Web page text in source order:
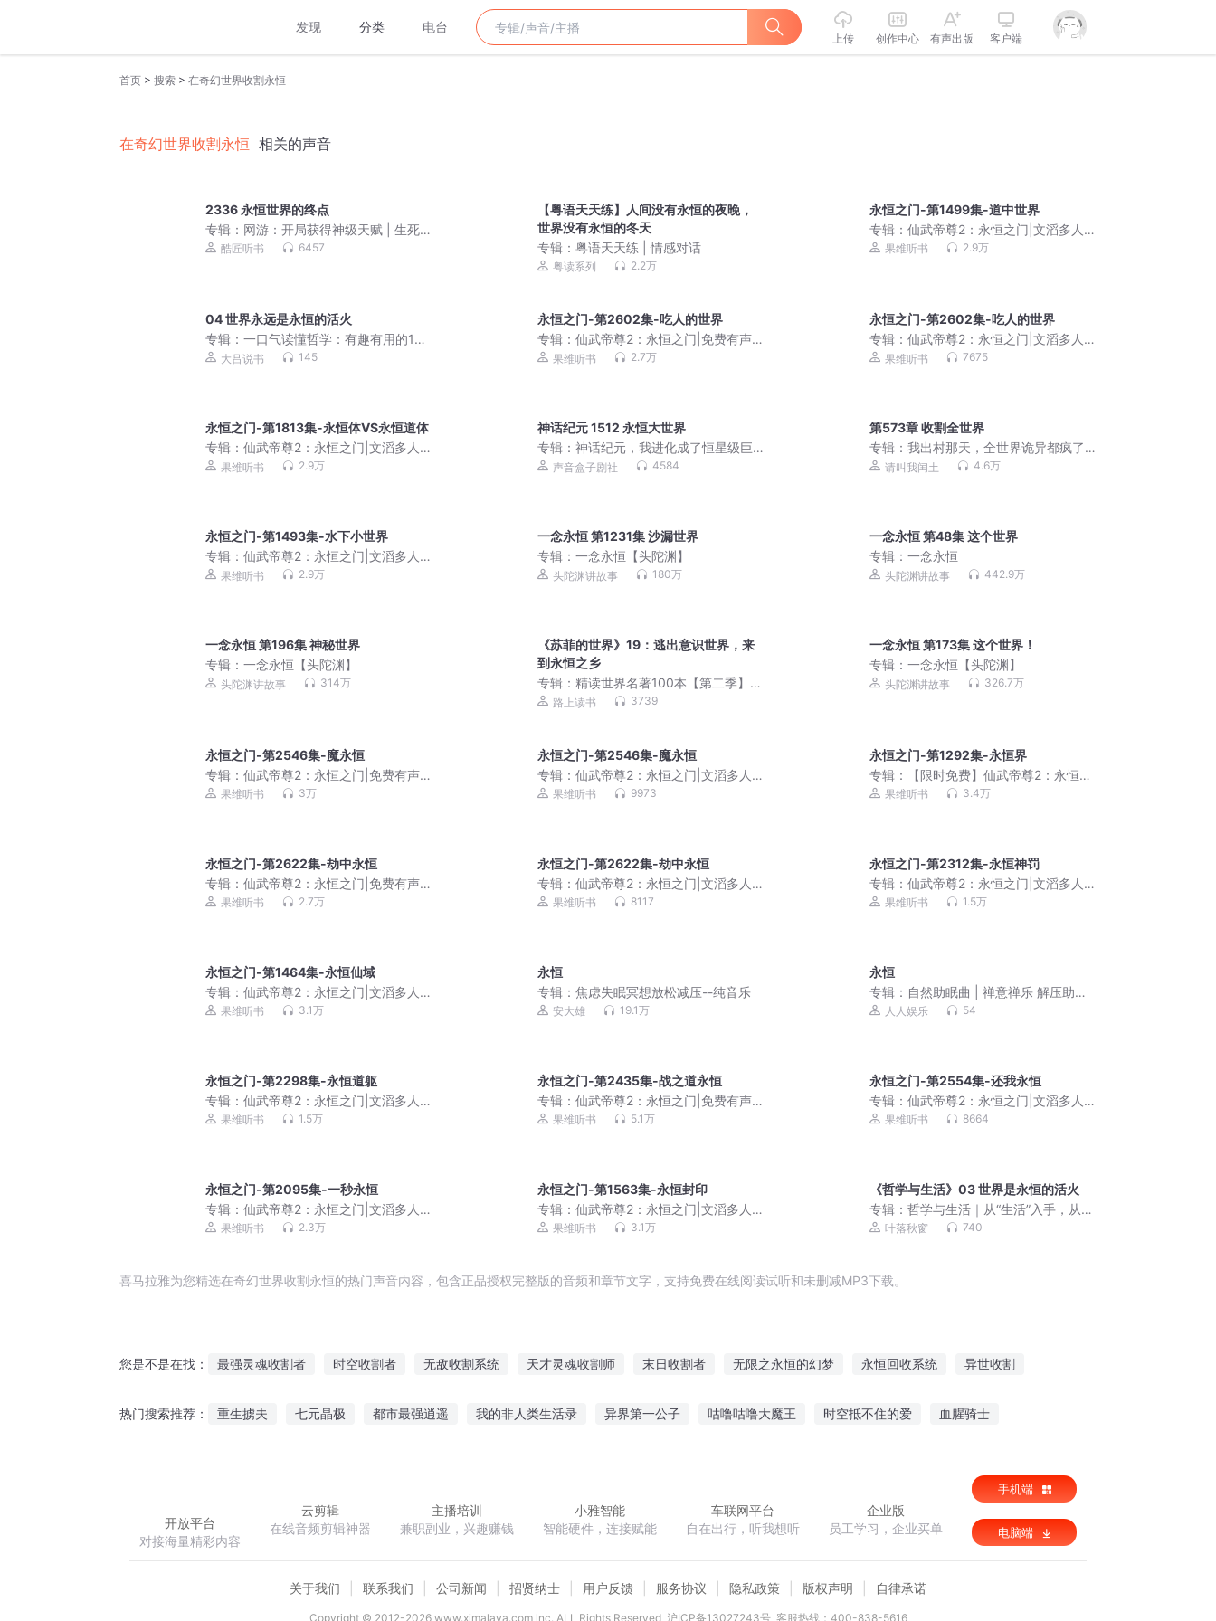
发现 分类 电台
上传 创作中心 有声出版 客户端
首页 > 搜索 > 在奇幻世界收割永恒
在奇幻世界收割永恒 相关的声音
2336 永恒世界的终点
专辑： 网游：开局获得神级天赋 | 生死
游戏|全民神战
酷匠听书 6457
【粤语天天练】人间没有永恒的夜晚，
世界没有永恒的冬天
专辑：粤语天天练 | 情感对话
粤读系列 2.2万
永恒之门-第1499集-道中世界
专辑：仙武帝尊2：永恒之门|文滔多人
剧 果维听书 2.9万
04 世界永远是永恒的活火
专辑： 一口气读懂哲学：有趣有用的100
个哲学小知识
大吕说书 145
永恒之门-第2602集-吃人的世界
专辑：仙武帝尊2：永恒之门|免费有声
小说果维听书 2.7万
永恒之门-第2602集-吃人的世界
专辑：仙武帝尊2：永恒之门|文滔多人
剧 果维听书 7675
永恒之门-第1813集-永恒体VS永恒道体
专辑： 仙武帝尊2：永恒之门|文滔多人
剧 果维听书 2.9万
神话纪元 1512 永恒大世界
专辑：神话纪元，我进化成了恒星级巨
兽丨御兽丨高武丨起点十二天王丨真人 |
声音盒子剧社 4584
第573章 收割全世界
专辑：我出村那天，全世界诡异都疯了 |
爆笑 | 诡异 | 轻恐怖
请叫我闰土 4.6万
永恒之门-第1493集-水下小世界
专辑： 仙武帝尊2：永恒之门|文滔多人
剧 果维听书 2.9万
一念永恒 第1231集 沙漏世界
专辑：一念永恒【头陀渊】
头陀渊讲故事 180万
一念永恒 第48集 这个世界
专辑：一念永恒
头陀渊讲故事 442.9万
一念永恒 第196集 神秘世界
专辑： 一念永恒【头陀渊】
头陀渊讲故事 314万
《苏菲的世界》19：逃出意识世界，来
到永恒之乡
专辑：精读世界名著100本【第二季】丨
诺贝尔文学奖丨黑塞、毛姆、博尔赫斯
路上读书 3739
一念永恒 第173集 这个世界！
专辑：一念永恒【头陀渊】
头陀渊讲故事 326.7万
永恒之门-第2546集-魔永恒
专辑： 仙武帝尊2：永恒之门|免费有声
小说果维听书 3万
永恒之门-第2546集-魔永恒
专辑：仙武帝尊2：永恒之门|文滔多人
剧 果维听书 9973
永恒之门-第1292集-永恒界
专辑：
【限时免费】仙武帝尊2：永恒之
门|文滔多人剧
果维听书 3.4万
永恒之门-第2622集-劫中永恒
专辑： 仙武帝尊2：永恒之门|免费有声
小说果维听书 2.7万
永恒之门-第2622集-劫中永恒
专辑：仙武帝尊2：永恒之门|文滔多人
剧 果维听书 8117
永恒之门-第2312集-永恒神罚
专辑：仙武帝尊2：永恒之门|文滔多人
剧 果维听书 1.5万
永恒之门-第1464集-永恒仙域
专辑： 仙武帝尊2：永恒之门|文滔多人
剧 果维听书 3.1万
永恒
专辑：焦虑失眠冥想放松减压--纯音乐
安大雄 19.1万
永恒
专辑： 自然助眠曲 | 禅意禅乐 解压助眠
舒缓压力
人人娱乐 54
永恒之门-第2298集-永恒道躯
专辑： 仙武帝尊2：永恒之门|文滔多人
剧 果维听书 1.5万
永恒之门-第2435集-战之道永恒
专辑：仙武帝尊2：永恒之门|免费有声
小说果维听书 5.1万
永恒之门-第2554集-还我永恒
专辑：仙武帝尊2：永恒之门|文滔多人
剧 果维听书 8664
永恒之门-第2095集-一秒永恒
专辑： 仙武帝尊2：永恒之门|文滔多人
剧 果维听书 2.3万
永恒之门-第1563集-永恒封印
专辑：仙武帝尊2：永恒之门|文滔多人
剧 果维听书 3.1万
《哲学与生活》03 世界是永恒的活火
专辑：哲学与生活｜从“生活”入手，从生
活实践中提炼出抽象的哲学道理，用哲
叶落秋窗 740
喜马拉雅为您精选在奇幻世界收割永恒的热门声音内容，包含正品授权完整版的音频和章节文字，支持免费在线阅读试听和未删减MP3下载。
您是不是在找： 最强灵魂收割者 时空收割者 无敌收割系统 天才灵魂收割师 末日收割者 无限之永恒的幻梦 永恒回收系统 异世收割
热门搜索推荐： 重生掳夫 七元晶极 都市最强逍遥 我的非人类生活录 异界第一公子 咕噜咕噜大魔王 时空抵不住的爱 血腥骑士
开放平台
对接海量精彩内容
云剪辑
在线音频剪辑神器
主播培训
兼职副业，兴趣赚钱
小雅智能
智能硬件，连接赋能
车联网平台
自在出行，听我想听
企业版
员工学习，企业买单
手机端
电脑端
关于我们 联系我们 公司新闻 招贤纳士 用户反馈 服务协议 隐私政策 版权声明 自律承诺
Copyright © 2012-2026www.ximalaya.com lnc. ALL Rights Reserved 沪ICP备13027243号 客服热线：400-838-5616